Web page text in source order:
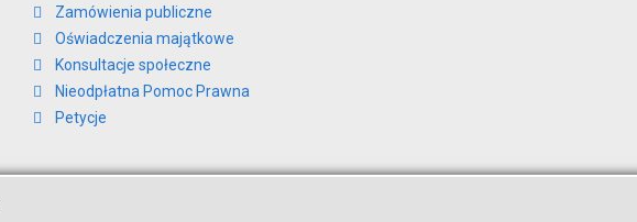
Zamówienia publiczne
Oświadczenia majątkowe
Konsultacje społeczne
Nieodpłatna Pomoc Prawna
Petycje